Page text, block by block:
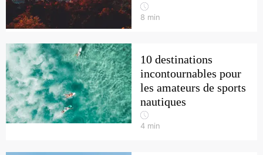
8 min
10 destinations
incontournables pour
les amateurs de sports
nautiques
4 min